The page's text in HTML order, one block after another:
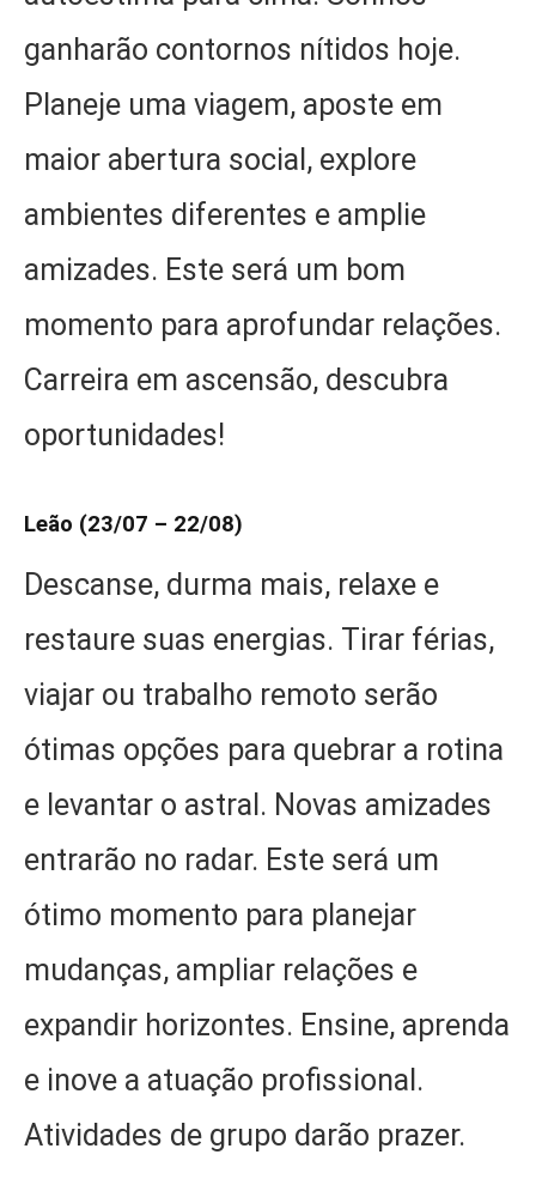
ganharão contornos nítidos hoje.
Planeje uma viagem, aposte em
maior abertura social, explore
ambientes diferentes e amplie
amizades. Este será um bom
momento para aprofundar relações.
Carreira em ascensão, descubra
oportunidades!
Leão (23/07 – 22/08)
Descanse, durma mais, relaxe e
restaure suas energias. Tirar férias,
viajar ou trabalho remoto serão
ótimas opções para quebrar a rotina
e levantar o astral. Novas amizades
entrarão no radar. Este será um
ótimo momento para planejar
mudanças, ampliar relações e
expandir horizontes. Ensine, aprenda
e inove a atuação profissional.
Atividades de grupo darão prazer.